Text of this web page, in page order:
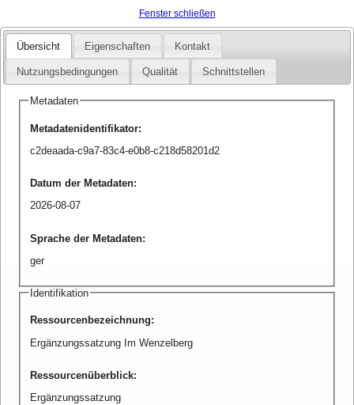
Fenster schließen
Übersicht Eigenschaften Kontakt
Nutzungsbedingungen Qualität Schnittstellen
Metadaten
Metadatenidentifikator:
c2deaada-c9a7-83c4-e0b8-c218d58201d2
Datum der Metadaten:
2026-08-07
Sprache der Metadaten:
ger
Identifikation
Ressourcenbezeichnung:
Ergänzungssatzung Im Wenzelberg
Ressourcenüberblick:
Ergänzungssatzung